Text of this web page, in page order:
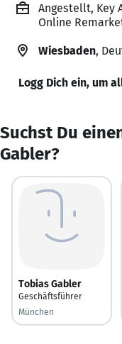
Angestellt, Key
Online
Wiesbaden,
Logg Dich ein, um
Suchst Du
Gabler?
Tobias Gabler
Geschäftsführer
München